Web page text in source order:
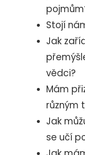
Stojí
Jak
vědci?
Mám
různým
Jak
se učí